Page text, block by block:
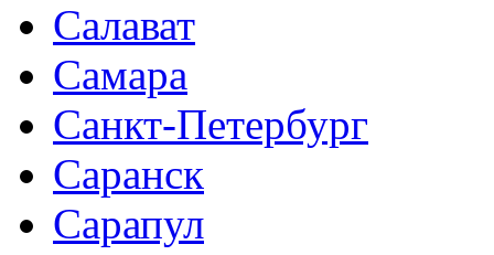
Салават
Самара
Санкт-Петербург
Саранск
Сарапул